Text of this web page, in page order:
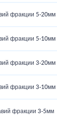
фракции 5-20мм
фракции 5-10мм
фракции 3-20мм
фракции 3-10мм
фракции 3-5мм